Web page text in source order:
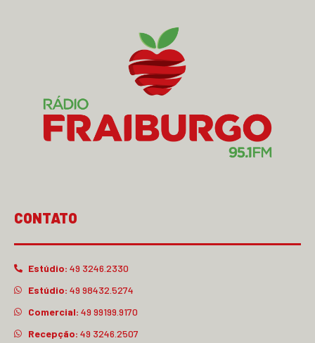
CONTATO
Estúdio: 49 3246.2330
Estúdio: 49 98432.5274
Comercial: 49 99199.9170
Recepção: 49 3246.2507